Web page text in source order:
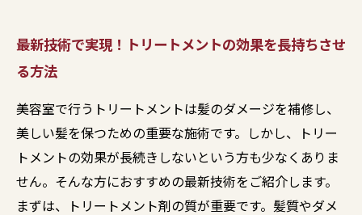
最新技術で実現！トリートメントの効果を長持ちさせ
る方法
美容室で行うトリートメントは髪のダメージを補修し、
美しい髪を保つための重要な施術です。しかし、トリー
トメントの効果が長続きしないという方も少なくありま
せん。そんな方におすすめの最新技術をご紹介します。
まずは、トリートメント剤の質が重要です。髪質やダメ